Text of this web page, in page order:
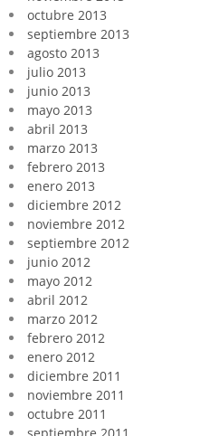
octubre 2013
septiembre 2013
agosto 2013
julio 2013
junio 2013
mayo 2013
abril 2013
marzo 2013
febrero 2013
enero 2013
diciembre 2012
noviembre 2012
septiembre 2012
junio 2012
mayo 2012
abril 2012
marzo 2012
febrero 2012
enero 2012
diciembre 2011
noviembre 2011
octubre 2011